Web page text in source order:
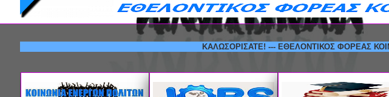
ΚΑΛΩΣΟΡΙΣΑΤΕ! --- ΕΘΕΛΟΝΤΙΚΟΣ ΦΟΡΕΑΣ